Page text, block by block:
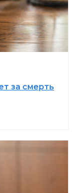
за смерть